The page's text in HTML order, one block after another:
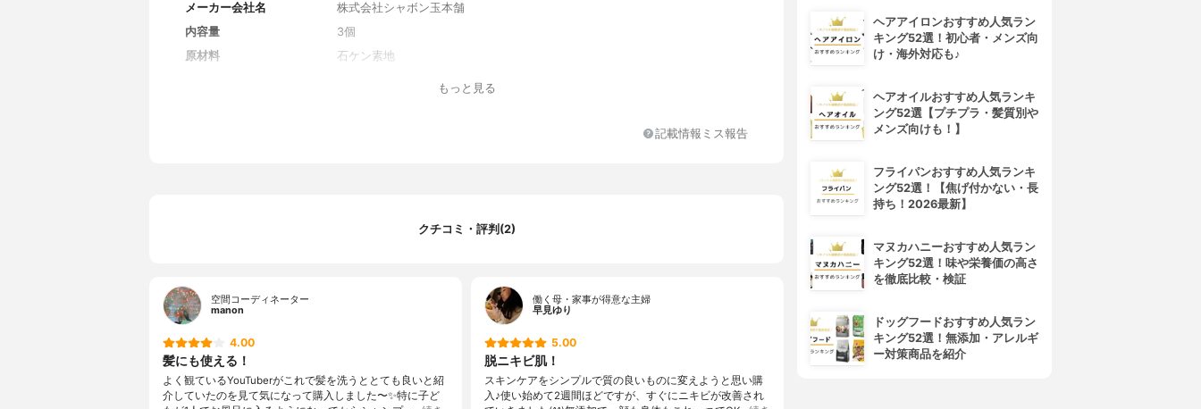
メーカー会社名
株式会社シャボン玉本舗
内容量
3個
原材料
石ケン素地
もっと見る
記載情報ミス報告
クチコミ・評判(2)
空間コーディネーター
manon
4.00
髪にも使える！
よく観ているYouTuberがこれで髪を洗うととても良いと紹
介していたのを見て気になって購入しました〜✨特に子ど
働く母・家事が得意な主婦
早見ゆり
5.00
脱ニキビ肌！
スキンケアをシンプルで質の良いものに変えようと思い購
入♪使い始めて2週間ほどですが、すぐにニキビが改善され
ヘアアイロンおすすめ人気ラン
キング52選！初心者・メンズ向
け・海外対応も♪
ヘアオイルおすすめ人気ランキ
ング52選【プチプラ・髪質別や
メンズ向けも！】
フライパンおすすめ人気ランキ
ング52選！【焦げ付かない・長
持ち！2026最新】
マヌカハニーおすすめ人気ラン
キング52選！味や栄養価の高さ
を徹底比較・検証
ドッグフードおすすめ人気ラン
キング52選！無添加・アレルギ
ー対策商品を紹介